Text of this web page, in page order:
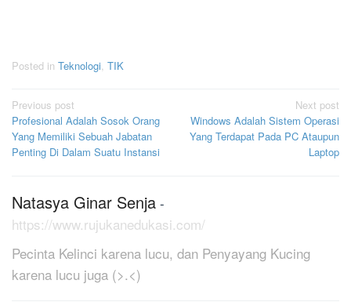
Posted in Teknologi TIK
Post
navigation
Previous post
Profesional Adalah Sosok Orang
Yang Memiliki Sebuah Jabatan
Penting Di Dalam Suatu Instansi
Next post
Windows Adalah Sistem Operasi
Yang Terdapat Pada PC Ataupun
Laptop
Natasya Ginar Senja -
https://www.rujukanedukasi.com/
Pecinta Kelinci karena lucu, dan Penyayang Kucing
karena lucu juga (>.<)